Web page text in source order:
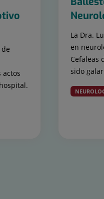
actos
La Dra.
en
Cefaleas
sido